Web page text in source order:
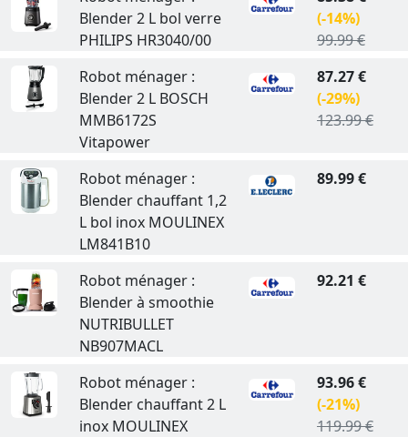
Blender 2 L bol verre
PHILIPS HR3040/00
(-14%)
99.99 €
Robot ménager :
Blender 2 L BOSCH
MMB6172S
Vitapower
87.27 €
(-29%)
123.99 €
Robot ménager :
Blender chauffant 1,2
L bol inox MOULINEX
LM841B10
89.99 €
Robot ménager :
Blender à smoothie
NUTRIBULLET
NB907MACL
92.21 €
Robot ménager :
Blender chauffant 2 L
inox MOULINEX
93.96 €
(-21%)
119.99 €